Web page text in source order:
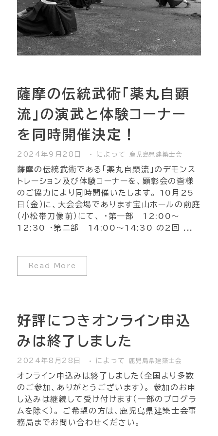
薩摩の伝統武術「薬丸自顕
流」の演武と体験コーナー
を同時開催決定！
2024年9月28日 によって 鹿児島県建築士会
薩摩の伝統武術である「薬丸自顕流」のデモンス
トレーション及び体験コーナーを、顕彰会の皆様
のご協力により同時開催いたします。 10月25
日（金）に、大会会場であります宝山ホールの前庭
（小松帯刀像前）にて、 ・第一部 12:00～
12:30 ・第二部 14:00～14:30 の2回 ...
Read More
好評につきオンライン申込
みは終了しました
2024年8月28日 によって 鹿児島県建築士会
オンライン申込みは終了しました（全国より多数
のご参加、ありがとうございます）。 参加のお申
し込みは継続して受け付けます（一部のプログラ
ムを除く）。 ご希望の方は、鹿児島県建築士会事
務局までお問い合わせください。